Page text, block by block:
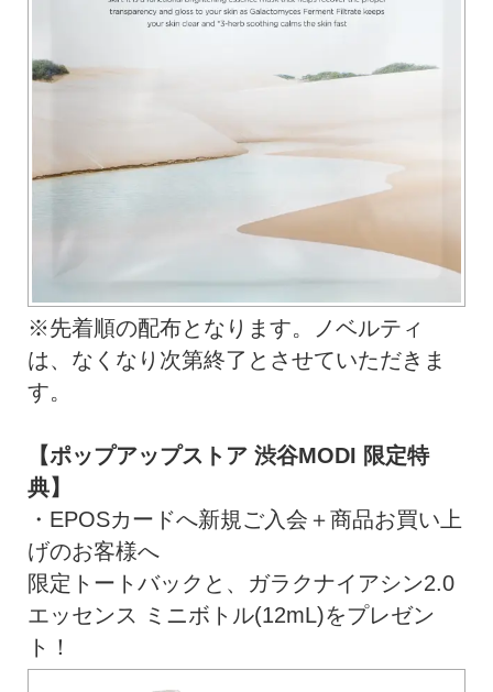
※先着順の配布となります。ノベルティ
は、なくなり次第終了とさせていただきま
す。
【ポップアップストア 渋谷MODI 限定特
典】
・EPOSカードへ新規ご入会＋商品お買い上
げのお客様へ
限定トートバックと、ガラクナイアシン2.0
エッセンス ミニボトル(12mL)をプレゼン
ト！